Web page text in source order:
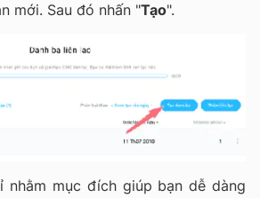
mới. Sau đó nhấn "Tạo".
nhằm mục đích giúp bạn dễ dàng